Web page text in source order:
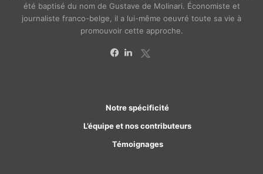
été baptisé du nom de Gustave de Molinari. Économiste et
journaliste franco-belge, il a lui-même oeuvré toute sa vie à
promouvoir cette approche.
Notre spécificité
L’équipe et nos contributeurs
Témoignages